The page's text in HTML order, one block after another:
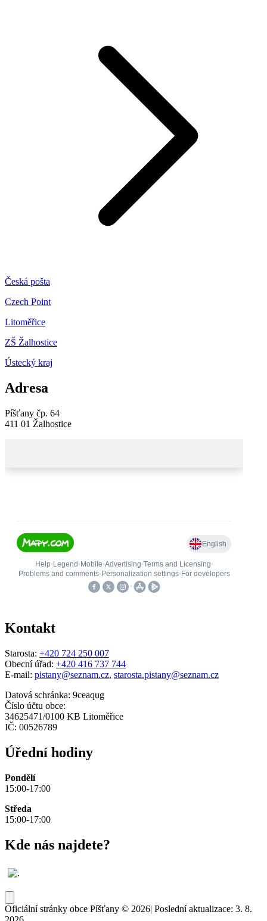
Česká pošta
Czech Point
Litoměřice
ZŠ Žalhostice
Ústecký kraj
Adresa
Píšťany čp. 64
411 01 Žalhostice
Kontakt
Starosta: +420 724 250 007
Obecní úřad: +420 416 737 744
E-mail: pistany@seznam.cz, starosta.pistany@seznam.cz
Datová schránka: 9ceaqug
Číslo účtu obce:
34625471/0100 KB Litoměřice
IČ: 00526789
Úřední hodiny
Pondělí
15:00-17:00
Středa
15:00-17:00
Kde nás najdete?
Oficiální stránky obce Píšťany © 2026| Poslední aktualizace: 3. 8.